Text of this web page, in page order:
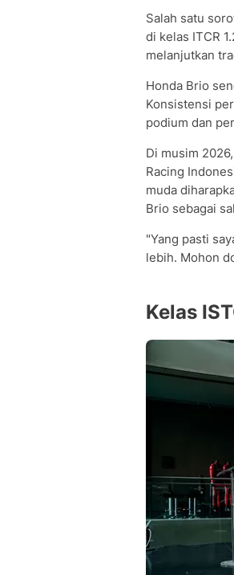
Salah satu
di kelas ITCR
melanjutkan
Honda Brio
Konsistensi
podium dan
Di musim
Racing
muda
Brio sebagai
"Yang pasti
lebih. Mohon
Kelas